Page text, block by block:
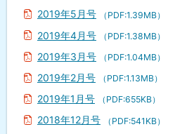
2019年5月号 （PDF:1.39MB）
2019年4月号 （PDF:1.38MB）
2019年3月号 （PDF:1.04MB）
2019年2月号 （PDF:1.13MB）
2019年1月号 （PDF:655KB）
2018年12月号 （PDF:541KB）